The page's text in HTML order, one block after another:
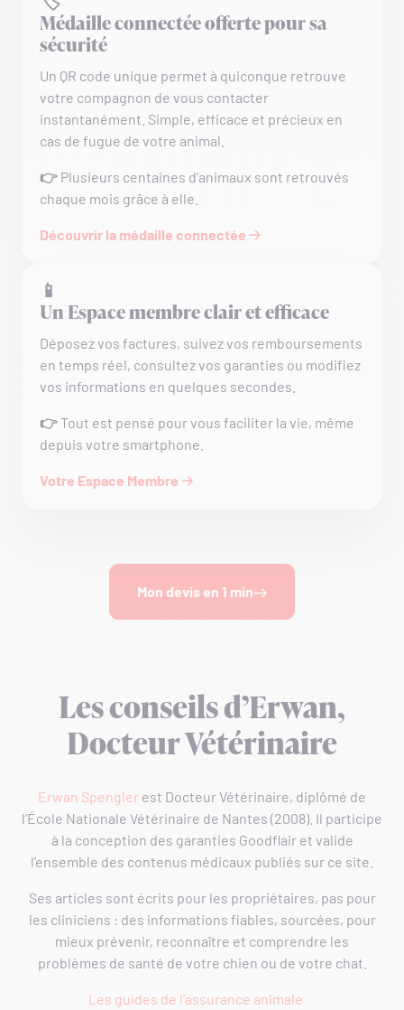
Médaille connectée offerte pour sa
sécurité
Un QR code unique permet à quiconque retrouve
votre compagnon de vous contacter
instantanément. Simple, efficace et précieux en
cas de fugue de votre animal.
👉 Plusieurs centaines d’animaux sont retrouvés
chaque mois grâce à elle.
Découvrir la médaille connectée 🡢
📱
Un Espace membre clair et efficace
Déposez vos factures, suivez vos remboursements
en temps réel, consultez vos garanties ou modifiez
vos informations en quelques secondes.
👉Tout est pensé pour vous faciliter la vie, même
depuis votre smartphone.
Votre Espace Membre 🡢
Mon devis en 1 min
Les conseils d’Erwan,
Docteur Vétérinaire
Erwan Spengler est Docteur Vétérinaire, diplômé de
l’École Nationale Vétérinaire de Nantes (2008). Il participe
à la conception des garanties Goodflair et valide
l’ensemble des contenus médicaux publiés sur ce site.
Ses articles sont écrits pour les propriétaires, pas pour
les cliniciens : des informations fiables, sourcées, pour
mieux prévenir, reconnaître et comprendre les
problèmes de santé de votre chien ou de votre chat.
Les guides de l’assurance animale